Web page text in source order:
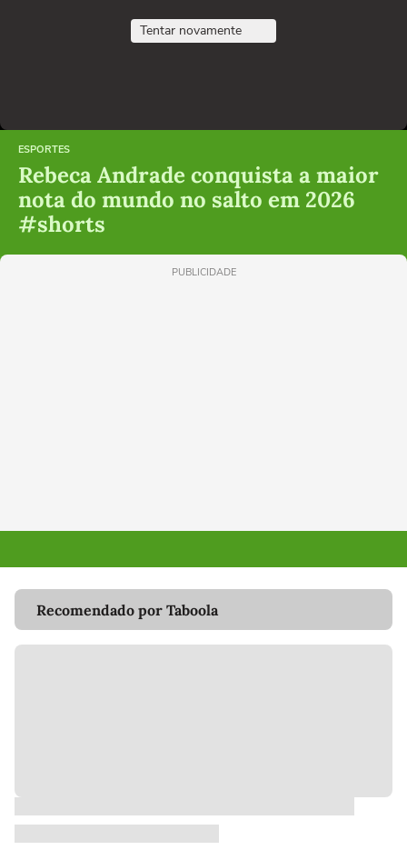
Tentar novamente
ESPORTES
Rebeca Andrade conquista a maior
nota do mundo no salto em 2026
#shorts
PUBLICIDADE
Recomendado por Taboola